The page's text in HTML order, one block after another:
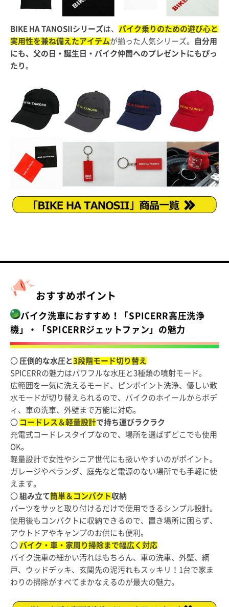
BIKE HA TANOSIIシリーズは、 バイク乗りのための遊び心と
実用性を兼ね備えたアイテムが揃った人気シリーズ。
自分用
にも、父の日・誕生日・バイク仲間へのプレゼントにもぴっ
たり。
おすすめポイント
バイク洗車におすすめ！「SPICERR高圧洗浄
機」・「SPICERRジェットファン」の魅力
〇 圧倒的な水圧と 3段階モード切り替え
SPICERRの魅力はパワフルな水圧と3種類の噴射モード。
広範囲を一気に洗えるモード、ピンポイント洗浄、優しい散
水モードが切り替えられるので、バイクのホイールからボデ
ィ、車の洗車、外壁まで万能に対応。
〇 コードレス＆軽量設計で持ち運びラクラク
充電式コードレスタイプなので、場所を選ばずどこでも使用
OK。
軽量設計で女性やシニア世代にも扱いやすいのがポイント。
ガレージやベランダ、庭先など電源のない場所でも手軽に使
えます。
〇 組み立て簡単＆コンパクト収納
パーツをサッと取り付けるだけで使用できるシンプル設計。
使用後もコンパクトに収納できるので、置き場所に困らず、
アウトドアやキャンプのお供にも便利。
〇 バイク・車・家周り掃除まで幅広く対応
バイク洗車の細かい汚れはもちろん、車の洗車、外壁、網
戸、ウッドデッキ、玄関先の泥汚れもスッキリ！1台で家ま
わりの掃除がすべてまかなえるのが最大の魅力。